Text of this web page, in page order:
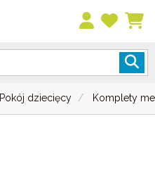
Pokój dziecięcy Komplety